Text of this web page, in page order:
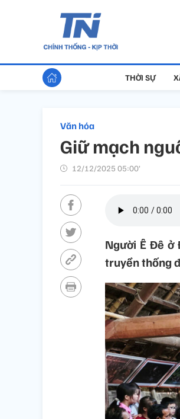
THỜI SỰ
Văn hóa
Giữ mạch
12/12/2025 05:00’
Người Ê Đê
truyền thống